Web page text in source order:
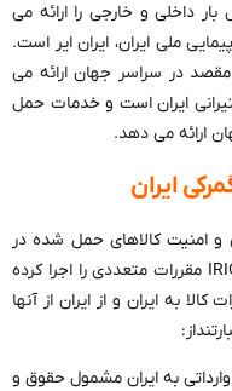
داخلی و خارجی را ارائه می
ملی ایران، ایران ایر است.
در سراسر جهان ارائه می
ایران است و خدمات حمل
ارائه می دهد.
ایران
و امنیت کالاهای حمل شده در
داخل و خارج از کشور تنظیم شده است. IRICA مقررات متعددی را اجرا کرده
به ایران و از ایران از آنها
وارداتی به ایران مشمول حقوق و